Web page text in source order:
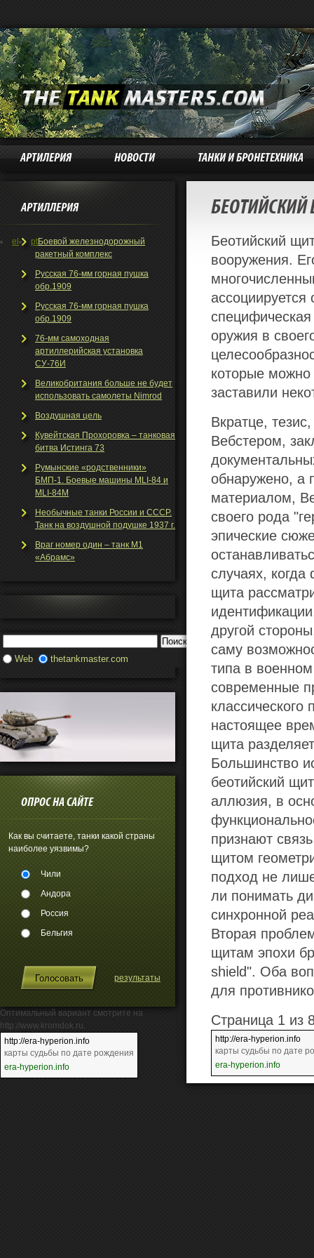
АРТИЛЕРИЯ НОВОСТИ ТАНКИ И БРОНЕТЕХНИКА
АРТИЛЛЕРИЯ
el ptБоевой железнодорожный
ракетный комплекс
Русская 76-мм горная пушка
обр.1909
Русская 76-мм горная пушка
обр.1909
76-мм самоходная
артиллерийская установка
СУ-76И
Великобритания больше не будет
использовать самолеты Nimrod
Воздушная цель
Кувейтская Прохоровка – танковая
битва Истинга 73
Румынские «родственники»
БМП-1. Боевые машины MLI-84 и
MLI-84M
Необычные танки Росcии и СССР.
Танк на воздушной подушке 1937 г.
Враг номер один – танк М1
«Абрамс»
Web thetankmaster.com
ОПРОС НА САЙТЕ
Как вы считаете, танки какой страны
наиболее уязвимы?
Чили
Андора
Россия
Бельгия
результаты
Оптимальный вариант смотрите на
http://www.kromdok.ru.
http://era-hyperion.info
карты судьбы по дате рождения
era-hyperion.info
Беотийский
вооружения.
оружия в
которые
заставили
Вкратце,
Вебстером,
обнаружено, а
материалом,
своего рода
эпические
случаях,
щита
другой
саму
типа в
современные
настоящее
щита
Большинство
беотийский
аллюзия, в
признают
щитом
подход не
ли понимать
синхронной
Вторая
щитам эпохи
shield". Оба
для
Страница 1 из
http://era-hyperion.info
карты судьбы по дате
era-hyperion.info